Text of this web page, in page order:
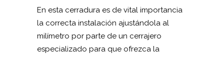
En esta cerradura es de vital importancia
la correcta instalación ajustándola al
milímetro por parte de un cerrajero
especializado para que ofrezca la